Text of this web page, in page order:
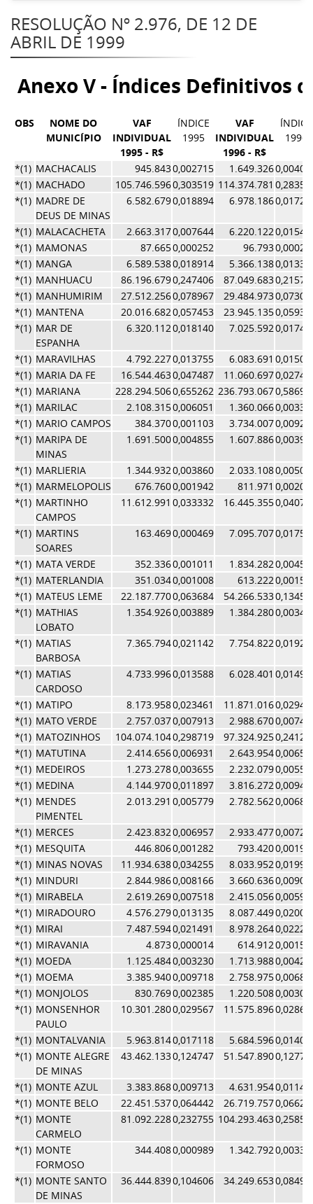
RESOLUÇÃO Nº 2.976, DE 12 DE
ABRIL DE 1999
Anexo V - Índices Definitivos
OBS
NOME DO
MUNICÍPIO
VAF
INDIVIDUAL
1995 - R$
ÍNDICE
1995
VAF
INDIVIDUAL
1996 - R$
ÍNDICE
1996
*(1) MACHACALIS 945.8430,002715 1.649.326
*(1) MACHADO 105.746.5960,303519 114.374.781
*(1) MADRE DE
DEUS DE MINAS
6.582.6790,018894 6.978.186
*(1) MALACACHETA 2.663.3170,007644 6.220.122
*(1) MAMONAS 87.6650,000252 96.793
*(1) MANGA 6.589.5380,018914 5.366.138
*(1) MANHUACU 86.196.6790,247406 87.049.683
*(1) MANHUMIRIM 27.512.2560,078967 29.484.973
*(1) MANTENA 20.016.6820,057453 23.945.135
*(1) MAR DE
ESPANHA
6.320.1120,018140 7.025.592
*(1) MARAVILHAS 4.792.2270,013755 6.083.691
*(1) MARIA DA FE 16.544.4630,047487 11.060.697
*(1) MARIANA 228.294.5060,655262 236.793.067
*(1) MARILAC 2.108.3150,006051 1.360.066
*(1) MARIO CAMPOS 384.3700,001103 3.734.007
*(1) MARIPA DE
MINAS
1.691.5000,004855 1.607.886
*(1) MARLIERIA 1.344.9320,003860 2.033.108
*(1) MARMELOPOLIS 676.7600,001942 811.971
*(1) MARTINHO
CAMPOS
11.612.991 0,033332 16.445.355
*(1) MARTINS
SOARES
163.4690,000469 7.095.707
*(1) MATA VERDE 352.3360,001011 1.834.282
*(1) MATERLANDIA 351.0340,001008 613.222
*(1) MATEUS LEME 22.187.7700,063684 54.266.533
*(1) MATHIAS
LOBATO
1.354.9260,003889 1.384.280
*(1) MATIAS
BARBOSA
7.365.7940,021142 7.754.822
*(1) MATIAS
CARDOSO
4.733.9960,013588 6.028.401
*(1) MATIPO 8.173.9580,023461 11.871.016
*(1) MATO VERDE 2.757.0370,007913 2.988.670
*(1) MATOZINHOS 104.074.1040,298719 97.324.925
*(1) MATUTINA 2.414.6560,006931 2.643.954
*(1) MEDEIROS 1.273.2780,003655 2.232.079
*(1) MEDINA 4.144.9700,011897 3.816.272
*(1) MENDES
PIMENTEL
2.013.291 0,005779 2.782.562
*(1) MERCES 2.423.8320,006957 2.933.477
*(1) MESQUITA 446.8060,001282 793.420
*(1) MINAS NOVAS 11.934.6380,034255 8.033.952
*(1) MINDURI 2.844.9860,008166 3.660.636
*(1) MIRABELA 2.619.2690,007518 2.415.056
*(1) MIRADOURO 4.576.2790,013135 8.087.449
*(1) MIRAI 7.487.5940,021491 8.978.264
*(1) MIRAVANIA 4.8730,000014 614.912
*(1) MOEDA 1.125.4840,003230 1.713.988
*(1) MOEMA 3.385.9400,009718 2.758.975
*(1) MONJOLOS 830.7690,002385 1.220.508
*(1) MONSENHOR
PAULO
10.301.2800,029567 11.575.896
*(1) MONTALVANIA 5.963.8140,017118 5.684.596
*(1) MONTE ALEGRE
DE MINAS
43.462.1330,124747 51.547.890
*(1) MONTE AZUL 3.383.8680,009713 4.631.954
*(1) MONTE BELO 22.451.5370,064442 26.719.757
*(1) MONTE
CARMELO
81.092.2280,232755 104.293.463
*(1) MONTE
FORMOSO
344.4080,000989 1.342.792
*(1) MONTE SANTO
DE MINAS
36.444.8390,104606 34.249.653